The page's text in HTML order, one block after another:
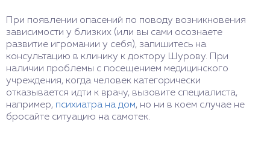
При появлении опасений по поводу возникновения
зависимости у близких (или вы сами осознаете
развитие игромании у себя), запишитесь на
консультацию в клинику к доктору Шурову. При
наличии проблемы с посещением медицинского
учреждения, когда человек категорически
отказывается идти к врачу, вызовите специалиста,
например, психиатра на дом, но ни в коем случае не
бросайте ситуацию на самотек.